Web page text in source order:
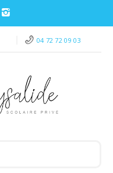
04 72 72 09 03